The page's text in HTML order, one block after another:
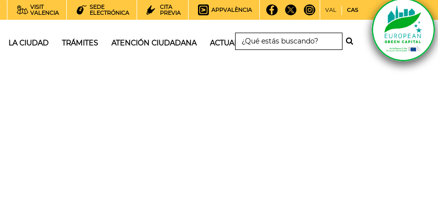
VISIT
VALENCIA
SEDE
ELECTRÓNICA
CITA
PREVIA
APPVALÈNCIA VAL CAS
LA CIUDAD TRÁMITES ATENCIÓN CIUDADANA ACTUALIDAD